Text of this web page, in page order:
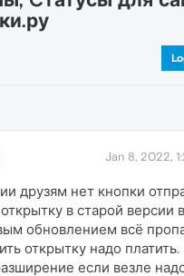
Jan 8, 2022,
друзям нет кнопки
в старой версии
обновлением всё
открытку надо платить.
если везле